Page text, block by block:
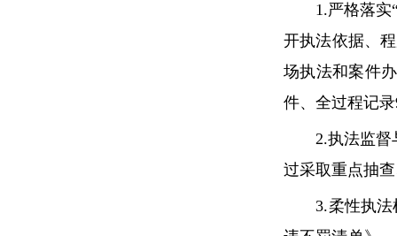
1.严格落实“
开执法依据、
场执法和案件
件、全过程记
2.执法监督与
过采取重点抽
3.柔性执法机